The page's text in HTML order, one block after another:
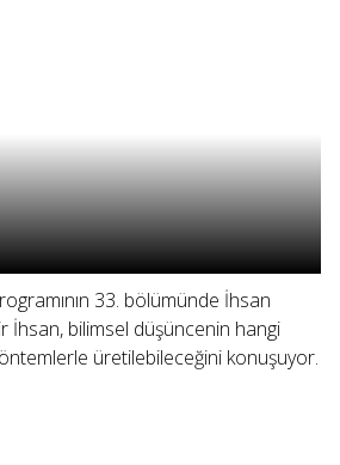
33. bölümünde İhsan
İhsan, bilimsel düşüncenin hangi
üretilebileceğini konuşuyor.